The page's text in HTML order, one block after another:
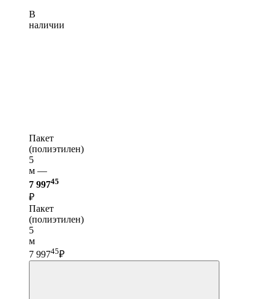
В
наличии
Пакет
(полиэтилен)
5
м —
7 99745
₽
Пакет
(полиэтилен)
5
м
7 99745₽